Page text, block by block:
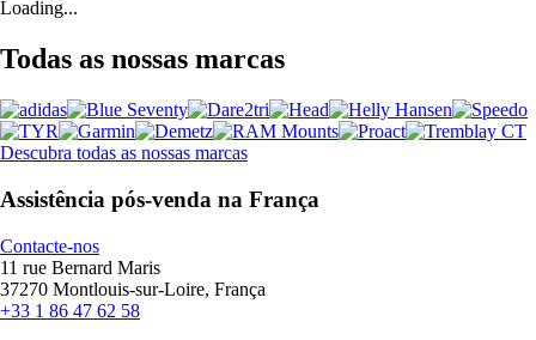
Loading...
Todas as nossas marcas
Descubra todas as nossas marcas
Assistência pós-venda na França
Contacte-nos
11 rue Bernard Maris
37270 Montlouis-sur-Loire, França
+33 1 86 47 62 58